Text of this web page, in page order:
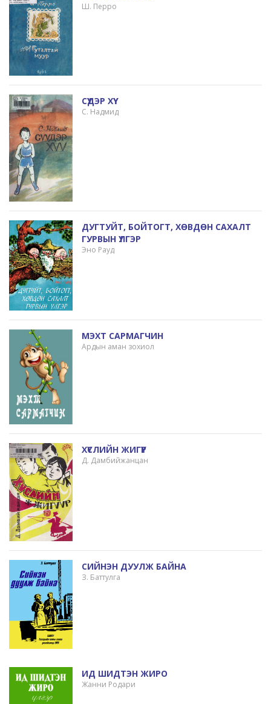
Ш. Перро
СҮҮДЭР ХҮҮ
С. Надмид
ДУГТУЙТ, БОЙТОГТ, ХӨВДӨН САХАЛТ
ГУРВЫН ҮЛГЭР
Эно Рауд
МЭХТ САРМАГЧИН
Ардын аман зохиол
ХҮСЛИЙН ЖИГҮҮР
Д. Дамбийжанцан
СИЙНЭН ДУУЛЖ БАЙНА
З. Баттулга
ИД ШИДТЭН ЖИРО
Жанни Родари